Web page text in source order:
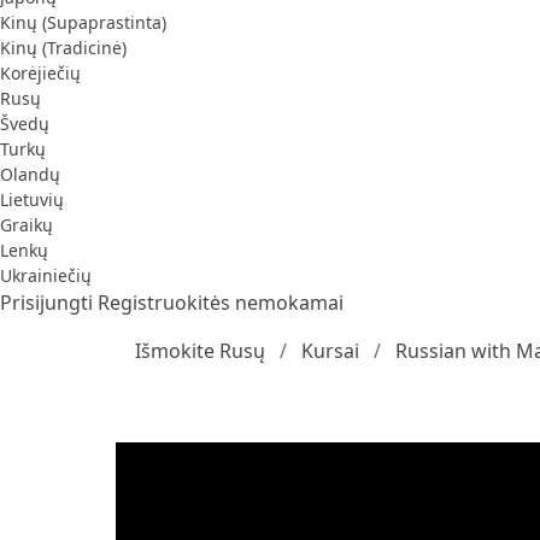
Kinų (Supaprastinta)
Kinų (Tradicinė)
Korėjiečių
Rusų
Švedų
Turkų
Olandų
Lietuvių
Graikų
Lenkų
Ukrainiečių
Prisijungti Registruokitės nemokamai
Išmokite Rusų
Kursai Russian with